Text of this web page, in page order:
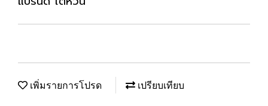
เพิ่มรายการโปรด เปรียบเทียบ